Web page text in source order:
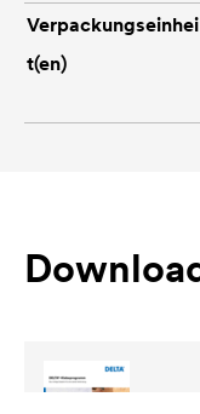
Verpackungseinhei
t(en)